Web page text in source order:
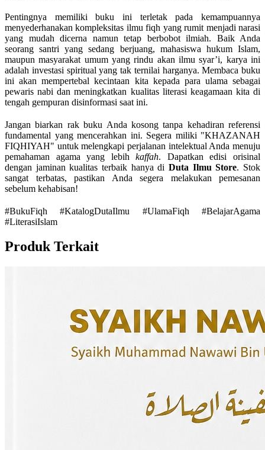
Pentingnya memiliki buku ini terletak pada kemampuannya
menyederhanakan kompleksitas ilmu fiqh yang rumit menjadi narasi
yang mudah dicerna namun tetap berbobot ilmiah. Baik Anda
seorang santri yang sedang berjuang, mahasiswa hukum Islam,
maupun masyarakat umum yang rindu akan ilmu syar’i, karya ini
adalah investasi spiritual yang tak ternilai harganya. Membaca buku
ini akan mempertebal kecintaan kita kepada para ulama sebagai
pewaris nabi dan meningkatkan kualitas literasi keagamaan kita di
tengah gempuran disinformasi saat ini.
Jangan biarkan rak buku Anda kosong tanpa kehadiran referensi
fundamental yang mencerahkan ini. Segera miliki "KHAZANAH
FIQHIYAH" untuk melengkapi perjalanan intelektual Anda menuju
pemahaman agama yang lebihkaffah. Dapatkan edisi orisinal
dengan jaminan kualitas terbaik hanya di Duta Ilmu Store. Stok
sangat terbatas, pastikan Anda segera melakukan pemesanan
sebelum kehabisan!
#BukuFiqh #KatalogDutaIlmu #UlamaFiqh #BelajarAgama
#LiterasiIslam
Produk Terkait